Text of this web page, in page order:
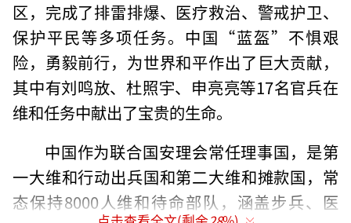
区，完成了排雷排爆、医疗救治、警戒护卫、
保护平民等多项任务。中国“蓝盔”不惧艰
险，勇毅前行，为世界和平作出了巨大贡献，
其中有刘鸣放、杜照宇、申亮亮等17名官兵在
维和任务中献出了宝贵的生命。
中国作为联合国安理会常任理事国，是第
一大维和行动出兵国和第二大维和摊款国，常
态保持8000人维和待命部队，涵盖步兵、医